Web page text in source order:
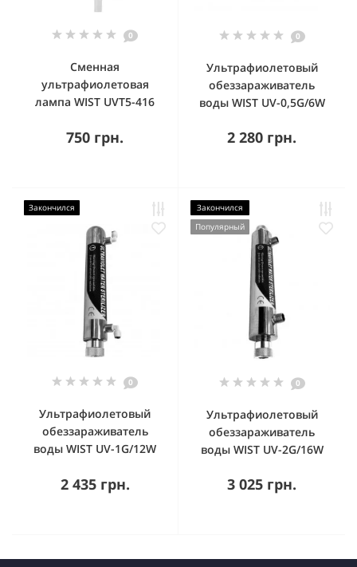
0
Сменная
ультрафиолетовая
лампа WIST UVT5-416
750 грн.
0
Ультрафиолетовый
обеззараживатель
воды WIST UV-0,5G/6W
2 280 грн.
Закончился
0
Ультрафиолетовый
обеззараживатель
воды WIST UV-1G/12W
2 435 грн.
Закончился
Популярный
0
Ультрафиолетовый
обеззараживатель
воды WIST UV-2G/16W
3 025 грн.